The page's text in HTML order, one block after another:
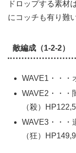
ドロップする素材
にコッチも有り難
敵編成（1-2-2）
WAVE1・・・
WAVE2・・・
（殺）
WAVE3・・・
（狂）